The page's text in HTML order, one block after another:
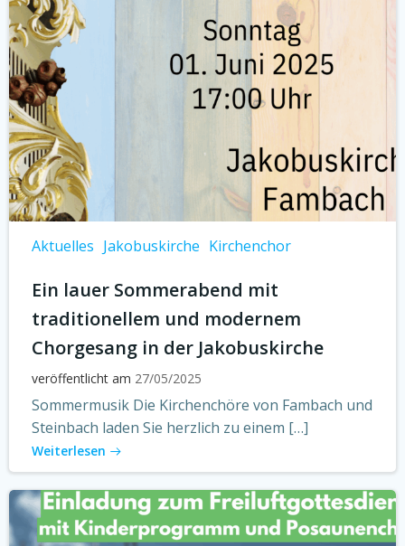
Aktuelles Jakobuskirche Kirchenchor
Ein lauer Sommerabend mit
traditionellem und modernem
Chorgesang in der Jakobuskirche
veröffentlicht am 27/05/2025
Sommermusik Die Kirchenchöre von Fambach und
Steinbach laden Sie herzlich zu einem […]
Weiterlesen